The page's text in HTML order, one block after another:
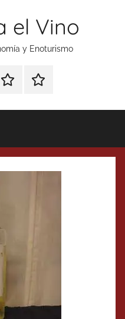
el Vino
y Enoturismo
RankingContacto